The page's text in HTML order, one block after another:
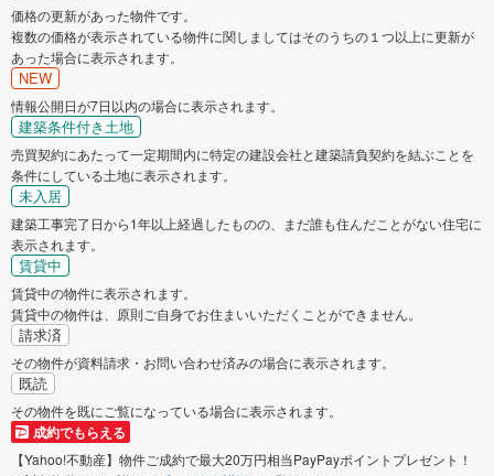
価格の更新があった物件です。
複数の価格が表示されている物件に関しましてはそのうちの１つ以上に更新が
あった場合に表示されます。
NEW
情報公開日が7日以内の場合に表示されます。
建築条件付き土地
売買契約にあたって一定期間内に特定の建設会社と建築請負契約を結ぶことを
条件にしている土地に表示されます。
未入居
建築工事完了日から1年以上経過したものの、まだ誰も住んだことがない住宅に
表示されます。
賃貸中
賃貸中の物件に表示されます。
賃貸中の物件は、原則ご自身でお住まいいただくことができません。
請求済
その物件が資料請求・お問い合わせ済みの場合に表示されます。
既読
その物件を既にご覧になっている場合に表示されます。
成約でもらえる
【Yahoo!不動産】物件ご成約で最大20万円相当PayPayポイントプレゼント！